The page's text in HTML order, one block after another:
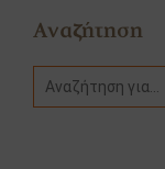
Αναζήτηση